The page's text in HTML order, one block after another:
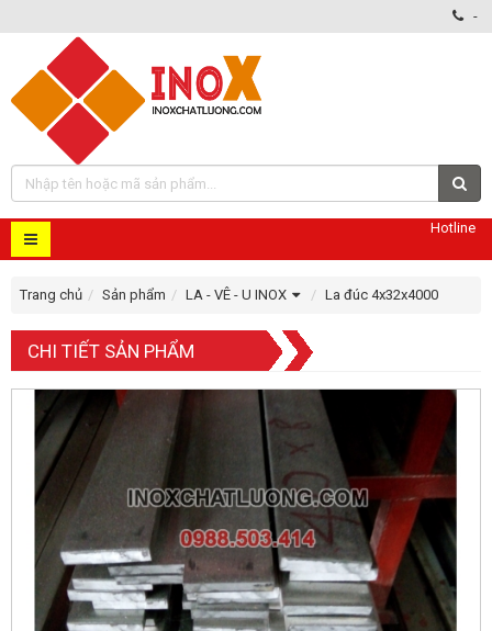
-
Hotline
Trang chủ Sản phẩm LA - VÊ - U INOX La đúc 4x32x4000
CHI TIẾT SẢN PHẨM